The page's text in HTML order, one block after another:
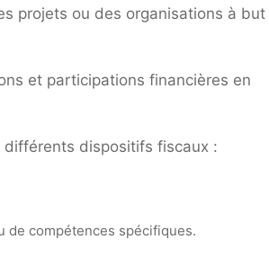
projets ou des organisations à but
et participations financières en
dispositifs fiscaux :
de compétences spécifiques.